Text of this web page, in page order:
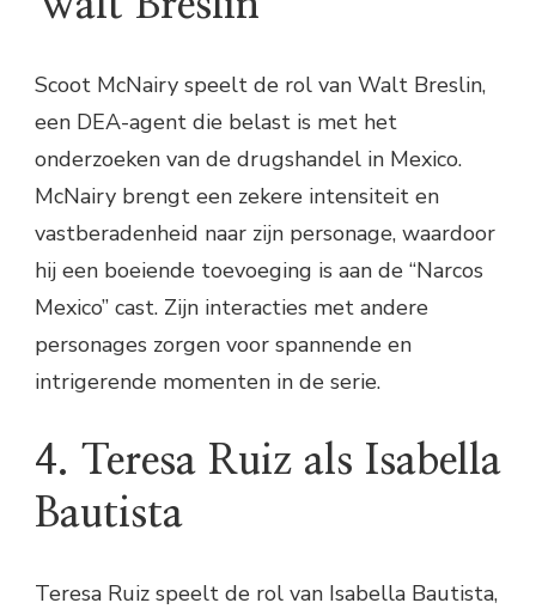
Scoot McNairy speelt de rol van Walt Breslin,
een DEA-agent die belast is met het
onderzoeken van de drugshandel in Mexico.
McNairy brengt een zekere intensiteit en
vastberadenheid naar zijn personage, waardoor
hij een boeiende toevoeging is aan de “Narcos
Mexico” cast. Zijn interacties met andere
personages zorgen voor spannende en
intrigerende momenten in de serie.
4. Teresa Ruiz als Isabella
Bautista
Teresa Ruiz speelt de rol van Isabella Bautista,